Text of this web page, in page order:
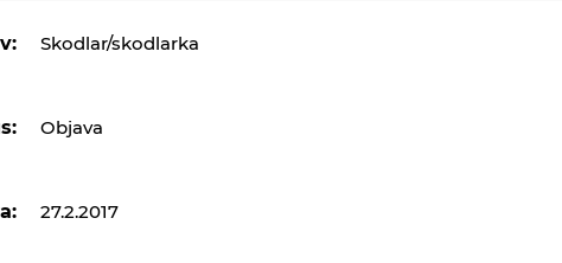
Skodlar/skodlarka
Objava
27.2.2017